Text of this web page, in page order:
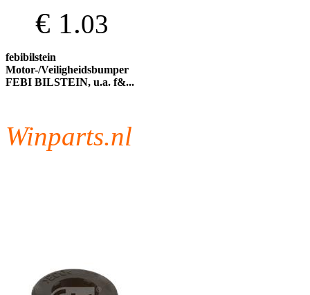
€ 1.03
febibilstein
Motor-/Veiligheidsbumper
FEBI BILSTEIN, u.a. f&...
Winparts.nl